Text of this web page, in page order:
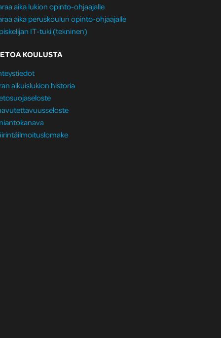
aika lukion opinto-ohjaajalle
aika peruskoulun opinto-ohjaajalle
IT-tuki (tekninen)
KOULUSTA
aikuislukion historia